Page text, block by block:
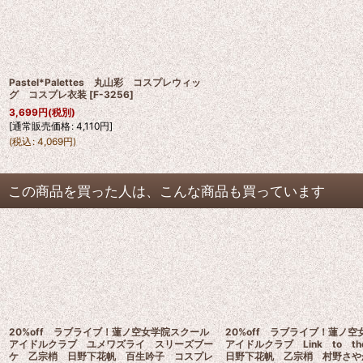
Pastel*Palettes 丸山彩 コスプレウィッ
グ コスプレ衣装 [F-3256]
3,699円(税別)
[通常販売価格: 4,110円]
(税込: 4,069円)
この商品を買った人は、こんな商品も買っています
20%off ラブライブ！蓮ノ空女学院スクール
アイドルクラブ ユメワズライ スリーズブー
ケ 乙宗梢 日野下花帆 百生吟子 コスプレ
20%off ラブライブ！蓮ノ空
アイドルクラブ Link to
日野下花帆 乙宗梢 村野さ